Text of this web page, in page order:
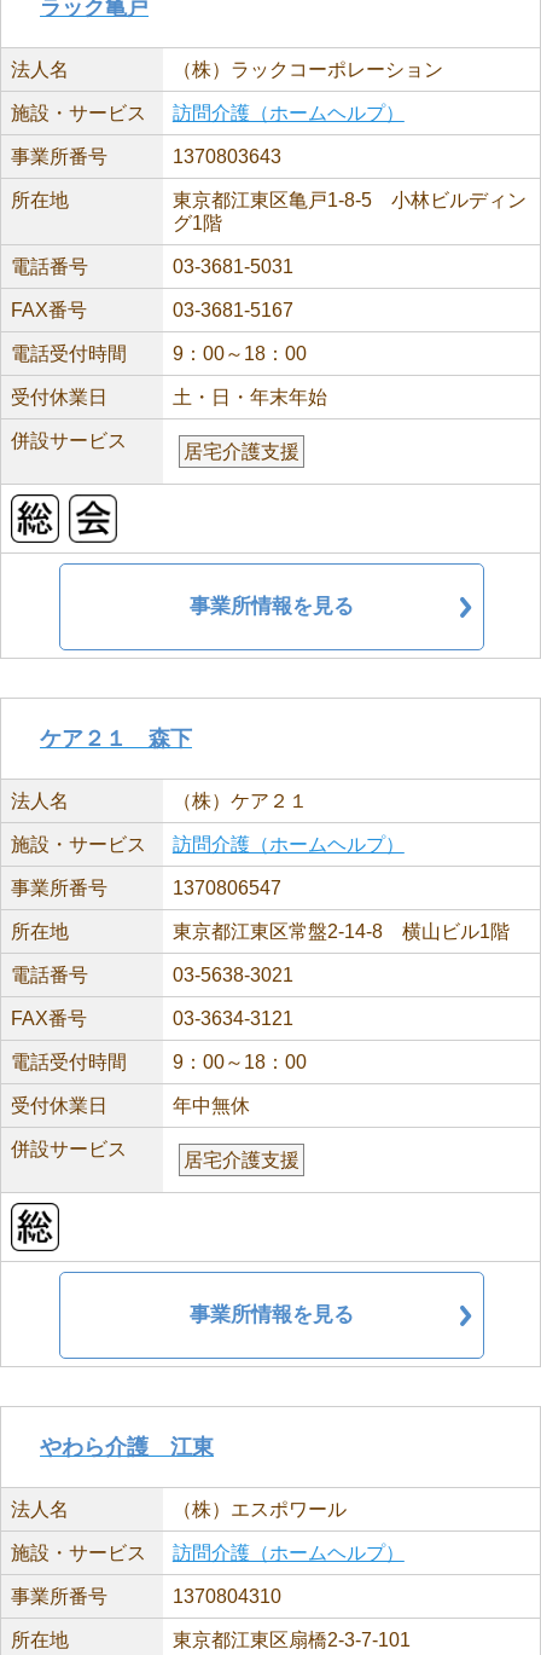
ラック亀戸
法人名 （株）ラックコーポレーション
施設・サービス 訪問介護（ホームヘルプ）
事業所番号 1370803643
所在地
東京都江東区亀戸1-8-5 小林ビルディン
グ1階
電話番号 03-3681-5031
FAX番号 03-3681-5167
電話受付時間 9：00～18：00
受付休業日 土・日・年末年始
併設サービス
居宅介護支援
事業所情報を見る
ケア２１ 森下
法人名 （株）ケア２１
施設・サービス 訪問介護（ホームヘルプ）
事業所番号 1370806547
所在地 東京都江東区常盤2-14-8 横山ビル1階
電話番号 03-5638-3021
FAX番号 03-3634-3121
電話受付時間 9：00～18：00
受付休業日 年中無休
併設サービス
居宅介護支援
事業所情報を見る
やわら介護 江東
法人名 （株）エスポワール
施設・サービス 訪問介護（ホームヘルプ）
事業所番号 1370804310
所在地 東京都江東区扇橋2-3-7-101